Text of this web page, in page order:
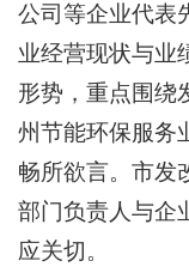
公司等企业代表
业经营现状与业
形势，重点围绕
州节能环保服务
畅所欲言。市发
部门负责人与企
应关切。